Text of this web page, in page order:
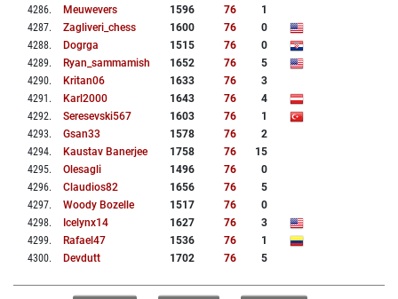
4286. Meuwevers 1596 76
1
4287. Zagliveri_chess 1600 76
0
4288. Dogrga 1515 76
0
4289. Ryan_sammamish 1652 76
5
4290. Kritan06 1633 76
3
4291 . Karl2000 1643 76
4
4292. Seresevski567 1603 76
1
4293. Gsan33 1578 76
2
4294. Kaustav Banerjee 1758 76
15
4295. Olesagli 1496 76
0
4296. Claudios82 1656 76
5
4297. Woody Bozelle 1517 76
0
4298. Icelynx14 1627 76
3
4299. Rafael47 1536 76
1
4300. Devdutt 1702 76 5